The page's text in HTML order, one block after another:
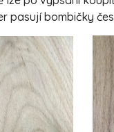
bombičky